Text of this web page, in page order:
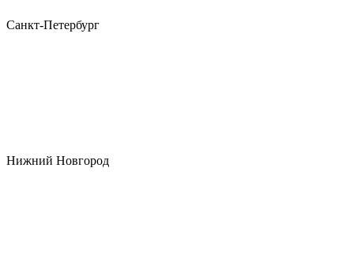
Санкт-Петербург
Нижний Новгород